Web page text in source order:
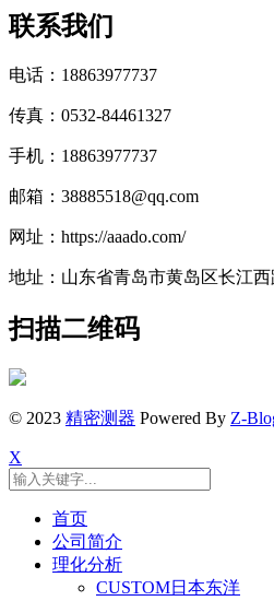
联系我们
电话：18863977737
传真：0532-84461327
手机：18863977737
邮箱：38885518@qq.com
网址：https://aaado.com/
地址：山东省青岛市黄岛区长江西
扫描二维码
© 2023 精密测器 Powered By Z-
X
首页
公司简介
理化分析
CUSTOM日本东洋